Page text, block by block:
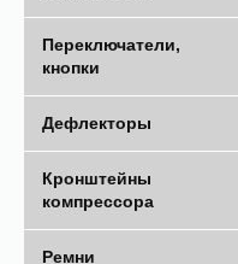
Переключатели,
кнопки
Дефлекторы
Кронштейны
компрессора
Ремни